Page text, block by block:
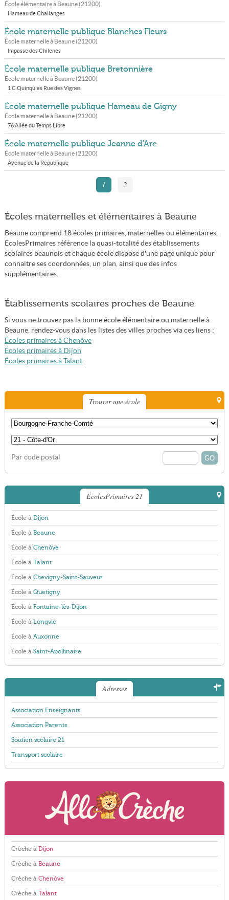
École élémentaire à Beaune(21200)
Hameau de Challanges
École maternelle publique Blanches Fleurs
École maternelle à Beaune(21200)
Impasse des Chilenes
École maternelle publique Bretonnière
École maternelle à Beaune(21200)
1 C Quinquies Rue des Vignes
École maternelle publique Hameau de Gigny
École maternelle à Beaune(21200)
76 Allée du Temps Libre
École maternelle publique Jeanne d'Arc
École maternelle à Beaune(21200)
Avenue de la République
1 2
Écoles maternelles et élémentaires à Beaune
Beaune comprend 18 écoles primaires, maternelles ou élémentaires.
EcolesPrimaires référence la quasi-totalité des établissements
scolaires beaunois et chaque école dispose d'une page unique pour
connaitre ses coordonnées, un plan, ainsi que des infos
supplémentaires.
Établissements scolaires proches de Beaune
Si vous ne trouvez pas la bonne école élémentaire ou maternelle à
Beaune, rendez-vous dans les listes des villes proches via ces liens :
Écoles primaires à Chenôve
Écoles primaires à Dijon
Écoles primaires à Talant
Trouver une école
Par code postal
EcolesPrimaires 21
École à Dijon
École à Beaune
École à Chenôve
École à Talant
École à Chevigny-Saint-Sauveur
École à Quetigny
École à Fontaine-lès-Dijon
École à Longvic
École à Auxonne
École à Saint-Apollinaire
Adresses
Association Enseignants
Association Parents
Soutien scolaire 21
Transport scolaire
Crèche à Dijon
Crèche à Beaune
Crèche à Chenôve
Crèche à Talant